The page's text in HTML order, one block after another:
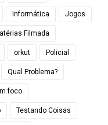
Informática Jogos
Filmada
orkut Policial
Qual Problema?
foco
Testando Coisas